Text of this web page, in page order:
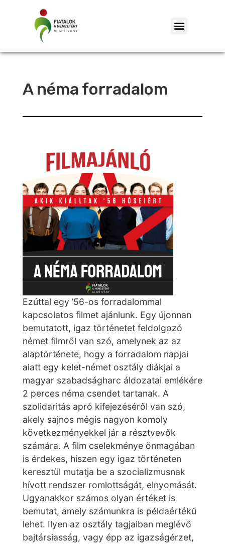
A néma forradalom
Ezúttal egy ’56-os forradalommal
kapcsolatos filmet ajánlunk. Egy újonnan
bemutatott, igaz történetet feldolgozó
német filmről van szó, amelynek az az
alaptörténete, hogy a forradalom napjai
alatt egy kelet-német osztály diákjai a
magyar szabadságharc áldozatai emlékére
2 perces néma csendet tartanak. A
szolidaritás apró kifejezéséről van szó,
akely sajnos mégis nagyon komoly
következményekkel jár a résztvevők
számára. A film cselekménye önmagában
is érdekes, hiszen egy igaz történeten
keresztül mutatja be a szocializmusnak
hívott rendszer romlottságát, elnyomását.
Ugyanakkor számos olyan értéket is
bemutat, amely számunkra is példaértékű
lehet. Ilyen az osztály tagjaiban meglévő
bajtársiasság, vagy épp az igazságérzet,